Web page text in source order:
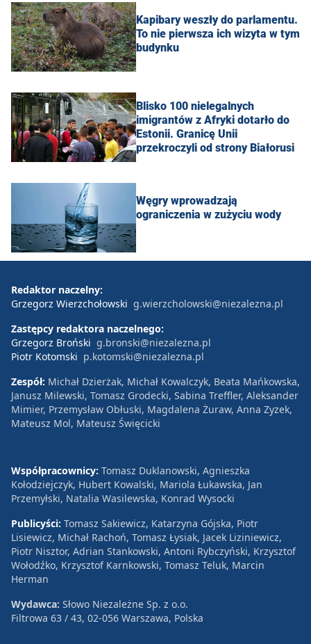
Kapibary weszły do parlamentu.
To nie pierwsza ich wizyta w tym
budynku
Blisko 100 nielegalnych
imigrantów z Afryki dotarło do
Estonii. Granicę Unii
przekroczyli od strony Białorusi
Węgry wprowadzają
ograniczenia w zużyciu wody
Redaktor naczelny:
Grzegorz Wierzchołowski g.wierzcholowski@niezalezna.pl
Zastępcy redaktora naczelnego:
Grzegorz Broński g.bronski@niezalezna.pl
Piotr Kotomski p.kotomski@niezalezna.pl
Zespół: Michał Dzierżak, Michał Kowalczyk, Beata Mańkowska,
Janusz Milewski, Tomasz Grodecki, Sabina Treffler, Aleksander
Mimier, Przemysław Obłuski, Magdalena Żuraw, Anna Zyzek,
Mateusz Mol, Mateusz Święcicki
Współpracownicy: Tomasz Duklanowski, Agnieszka
Kołodziejczyk, Hubert Kowalski, Mariola Łukawska, Jan
Przemyłski, Natalia Wasilewska, Konrad Wysocki
Publicyści: Tomasz Sakiewicz, Katarzyna Gójska, Piotr
Lisiewicz, Michał Rachoń, Tomasz Łysiak, Jacek Liziniewicz,
Piotr Nisztor, Adrian Stankowski, Antoni Rybczyński, Krzysztof
Wołodźko, Krzysztof Karnkowski, Tomasz Teluk, Marcin
Herman
Wydawca: Słowo Niezależne Sp. z o.o.
Filtrowa 63 / 43, 02-056 Warszawa, Polska